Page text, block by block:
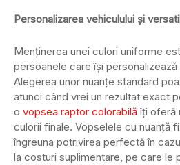
Personalizarea vehiculului și
Menținerea unei culori uniforme
persoanele care își personalizează
Alegerea unor nuanțe standard
atunci când vrei un rezultat exact
o vopsea raptor colorabilăîți oferă
culorii finale. Vopselele cu nuanță
îngreuna potrivirea perfectă în
la costuri suplimentare, pe care le